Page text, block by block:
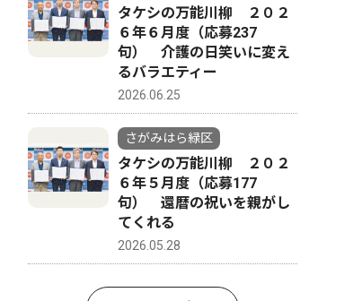
タケシの万能川柳 ２０２
６年６月度（応募237
句） 介護の日笑いに変え
るバラエティー
2026.06.25
さがみはら緑区
タケシの万能川柳 ２０２
６年５月度（応募177
句） 還暦の祝いを親がし
てくれる
2026.05.28